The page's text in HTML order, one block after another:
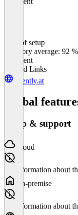
Ease of setup
Category average: 92 %
Excellent
Related Links
fluently.at
Global
Setup & support
Cloud
No information about
On-premise
No information about